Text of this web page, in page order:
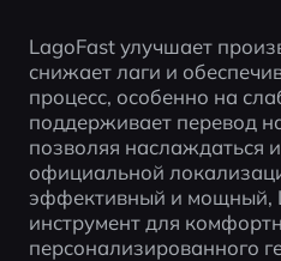
LagoFast улучшает
снижает лаги и
процесс, особенно на
поддерживает перевод
позволяя наслаждаться
официальной
эффективный и мощный,
инструмент для
персонализированного